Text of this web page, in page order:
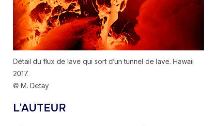
Détail du flux de lave qui sort d’un tunnel de lave. Hawaii
2017.
© M. Detay
L’AUTEUR